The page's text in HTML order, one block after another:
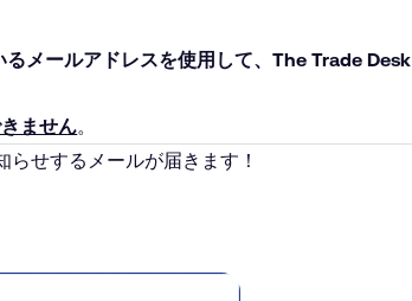
るメールアドレスを使用して、The Trade Desk
ません。
せするメールが届きます！